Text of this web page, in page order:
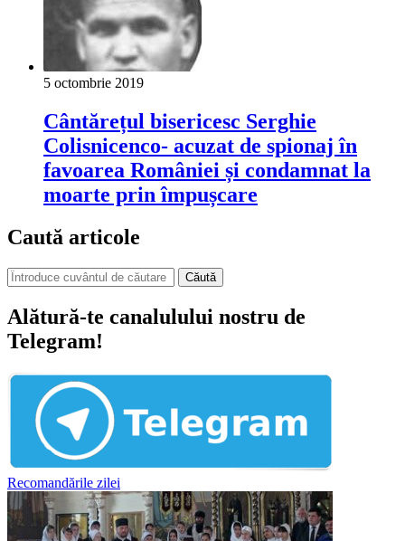
5 octombrie 2019
Cântărețul bisericesc Serghie
Colisnicenco- acuzat de spionaj în
favoarea României și condamnat la
moarte prin împușcare
Caută articole
Căută
Alătură-te canalulului nostru de
Telegram!
Recomandările zilei